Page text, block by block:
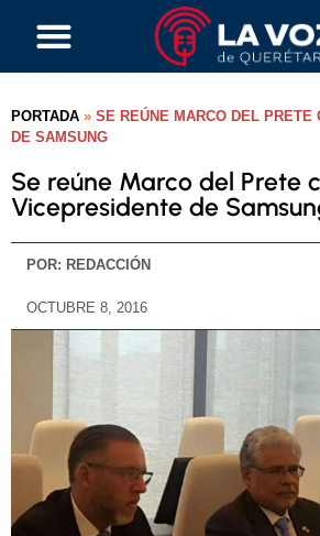
PORTADA » SE REÚNE MARCO DEL PRETE
DE SAMSUNG
Se reúne Marco del Prete
Vicepresidente de
POR: REDACCIÓN
OCTUBRE 8, 2016